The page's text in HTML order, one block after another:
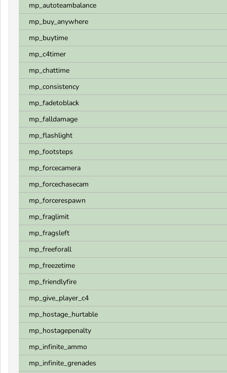
mp_autoteambalance
mp_buy_anywhere
mp_buytime
mp_c4timer
mp_chattime
mp_consistency
mp_fadetoblack
mp_falldamage
mp_flashlight
mp_footsteps
mp_forcecamera
mp_forcechasecam
mp_forcerespawn
mp_fraglimit
mp_fragsleft
mp_freeforall
mp_freezetime
mp_friendlyfire
mp_give_player_c4
mp_hostage_hurtable
mp_hostagepenalty
mp_infinite_ammo
mp_infinite_grenades